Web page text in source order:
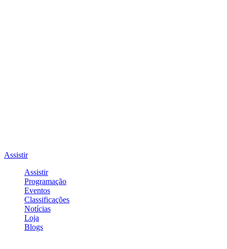
Assistir
Assistir
Programação
Eventos
Classificações
Notícias
Loja
Blogs